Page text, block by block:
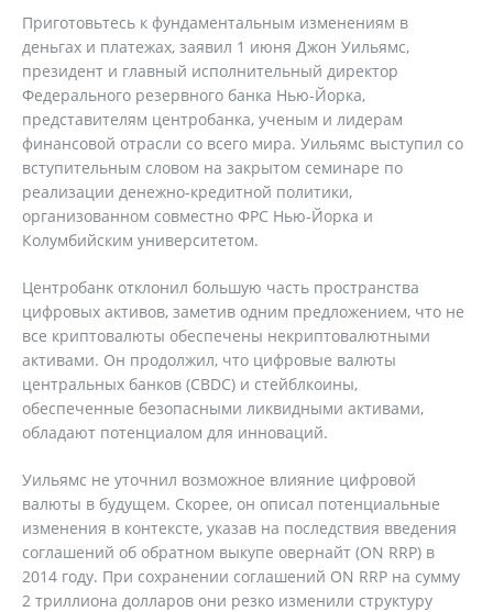
Приготовьтесь к фундаментальным изменениям в
деньгах и платежах, заявил 1 июня Джон Уильямс,
президент и главный исполнительный директор
Федерального резервного банка Нью-Йорка,
представителям центробанка, ученым и лидерам
финансовой отрасли со всего мира. Уильямс выступил со
вступительным словом на закрытом семинаре по
реализации денежно-кредитной политики,
организованном совместно ФРС Нью-Йорка и
Колумбийским университетом.
Центробанк отклонил большую часть пространства
цифровых активов, заметив одним предложением, что не
все криптовалюты обеспечены некриптовалютными
активами. Он продолжил, что цифровые валюты
центральных банков (CBDC) и стейблкоины,
обеспеченные безопасными ликвидными активами,
обладают потенциалом для инноваций.
Уильямс не уточнил возможное влияние цифровой
валюты в будущем. Скорее, он описал потенциальные
изменения в контексте, указав на последствия введения
соглашений об обратном выкупе овернайт (ON RRP) в
2014 году. При сохранении соглашений ON RRP на сумму
2 триллиона долларов они резко изменили структуру